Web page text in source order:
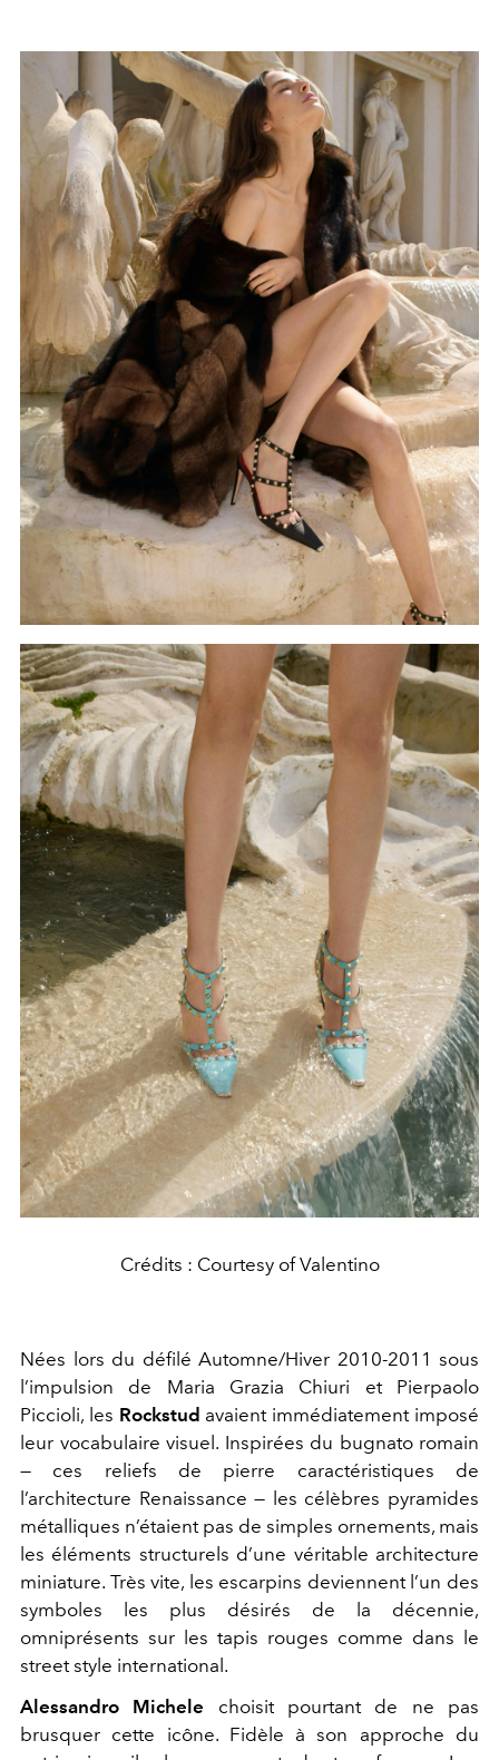
Crédits : Courtesy of Valentino
Nées lors du défilé Automne/Hiver 2010-2011 sous
l’impulsion de Maria Grazia Chiuri et Pierpaolo
Piccioli, les Rockstud avaient immédiatement imposé
leur vocabulaire visuel. Inspirées du bugnato romain
— ces reliefs de pierre caractéristiques de
l’architecture Renaissance — les célèbres pyramides
métalliques n’étaient pas de simples ornements, mais
les éléments structurels d’une véritable architecture
miniature. Très vite, les escarpins deviennent l’un des
symboles les plus désirés de la décennie,
omniprésents sur les tapis rouges comme dans le
street style international.
Alessandro Michele choisit pourtant de ne pas
brusquer cette icône. Fidèle à son approche du